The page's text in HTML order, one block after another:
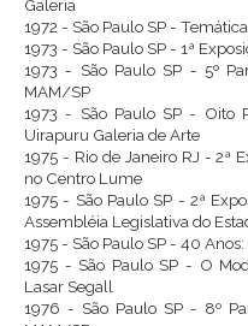
Galeria
1972 - São Paulo SP -
1973 - São Paulo SP - 1ª
1973 - São Paulo SP - 5º
MAM/SP
1973 - São Paulo SP - Oito
Uirapuru Galeria de Arte
1975 - Rio de Janeiro RJ - 2ª
no Centro Lume
1975 - São Paulo SP - 2ª
Assembléia Legislativa do
1975 - São Paulo SP - 40
1975 - São Paulo SP - O
Lasar Segall
1976 - São Paulo SP - 8º